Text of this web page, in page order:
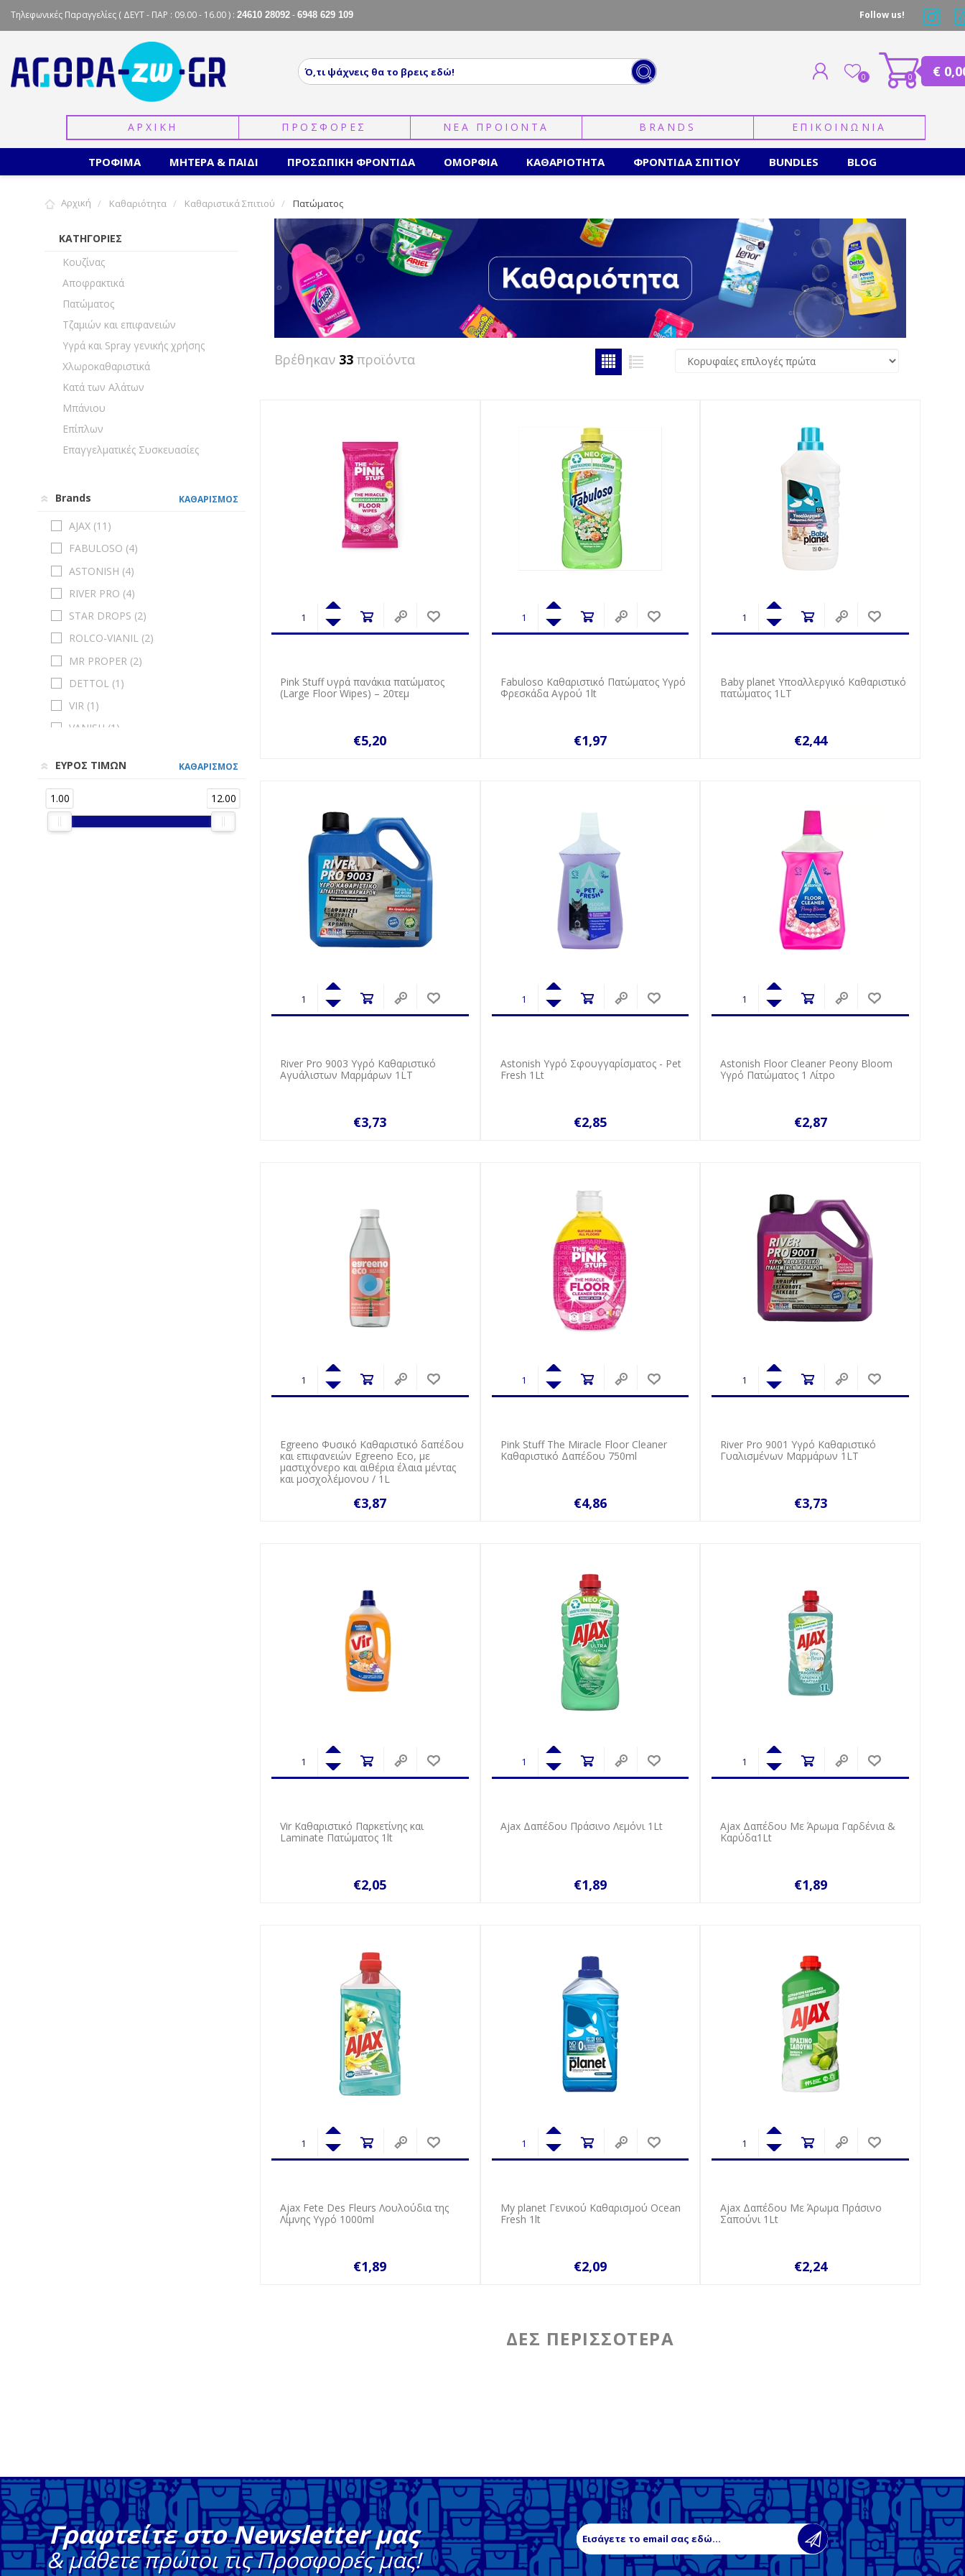
Τηλεφωνικές Παραγγελίες ( ΔΕΥΤ - ΠΑΡ : 09.00 - 16.00 ) : 24610 28092 - 6948 629 109 Follow us!
ΣΥΝΔΕΣΗ
0 €
0
ΑΡΧΙΚΗ ΠΡΟΣΦΟΡΕΣ ΝΕΑ ΠΡΟΙΟΝΤΑ BRANDS ΕΠΙΚΟΙΝΩΝΙΑ
ΤΡΟΦΙΜΑ ΜΗΤΕΡΑ & ΠΑΙΔΙ ΠΡΟΣΩΠΙΚΗ ΦΡΟΝΤΙΔΑ ΟΜΟΡΦΙΑ ΚΑΘΑΡΙΟΤΗΤΑ ΦΡΟΝΤΙΔΑ ΣΠΙΤΙΟΥ BUNDLES BLOG
Αρχική Καθαριότητα Καθαριστικά Σπιτιού Πατώματος
ΚΑΤΗΓΟΡΙΕΣ
Κουζίνας
Αποφρακτικά
Πατώματος
Τζαμιών και επιφανειών
Υγρά και Spray γενικής χρήσης
Χλωροκαθαριστικά
Κατά των Αλάτων
Μπάνιου
Επίπλων
Επαγγελματικές Συσκευασίες
Brands ΚΑΘΑΡΙΣΜΟΣ
AJAX (11 )
FABULOSO (4)
ASTONISH (4)
RIVER PRO (4)
STAR DROPS (2)
ROLCO-VIANIL (2)
MR PROPER (2)
DETTOL (1 )
VIR (1 )
VANISH (1 )
ΕΥΡΟΣ ΤΙΜΩΝ
ΚΑΘΑΡΙΣΜΟΣ
1.00 12.00
Βρέθηκαν 33 προϊόντα
Pink Stuff υγρά πανάκια πατώματος
(Large Floor Wipes) – 20τεμ
€5,20
Fabuloso Καθαριστικό Πατώματος Υγρό
Φρεσκάδα Αγρού 1lt
€1,97
Baby planet Υποαλλεργικό Καθαριστικό
πατώματος 1LT
€2,44
River Pro 9003 Υγρό Καθαριστικό
Αγυάλιστων Μαρμάρων 1LT
€3,73
Astonish Υγρό Σφουγγαρίσματος - Pet
Fresh 1Lt
€2,85
Astonish Floor Cleaner Peony Bloom
Υγρό Πατώματος 1 Λίτρο
€2,87
Egreeno Φυσικό Καθαριστικό δαπέδου
και επιφανειών Egreeno Eco, με
μαστιχόνερο και αιθέρια έλαια μέντας
και μοσχολέμονου / 1L
€3,87
Pink Stuff The Miracle Floor Cleaner
Καθαριστικό Δαπέδου 750ml
€4,86
River Pro 9001 Υγρό Καθαριστικό
Γυαλισμένων Μαρμάρων 1LT
€3,73
Vir Καθαριστικό Παρκετίνης και
Laminate Πατώματος 1lt
€2,05
Ajax Δαπέδου Πράσινο Λεμόνι 1Lt
€1,89
Ajax Δαπέδου Με Άρωμα Γαρδένια &
Καρύδα1Lt
€1,89
Ajax Fete Des Fleurs Λουλούδια της
Λίμνης Υγρό 1000ml
€1,89
My planet Γενικού Καθαρισμού Ocean
Fresh 1lt
€2,09
Ajax Δαπέδου Με Άρωμα Πράσινο
Σαπούνι 1Lt
€2,24
Γραφτείτε στο Newsletter μας
& μάθετε πρώτοι τις Προσφορές μας!